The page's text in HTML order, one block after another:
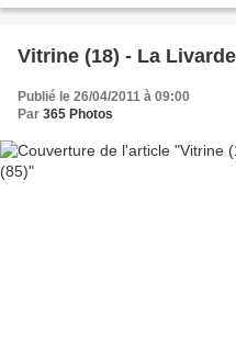
Vitrine (18) - La
Publié le 26/04/2011 à 09:00
Par 365 Photos